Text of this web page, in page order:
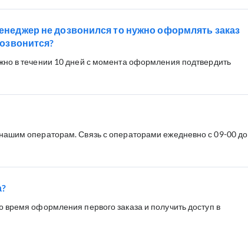
не дозвонился то нужно оформлять заказ
в течении 10 дней с момента оформления подтвердить
операторам. Связь с операторами ежедневно с 09-00 до
время оформления первого заказа и получить доступ в